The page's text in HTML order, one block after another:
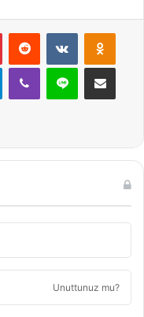
PinterestReddit VKontakte
TelegramViber Line E-Posta ile
Unuttunuz mu?